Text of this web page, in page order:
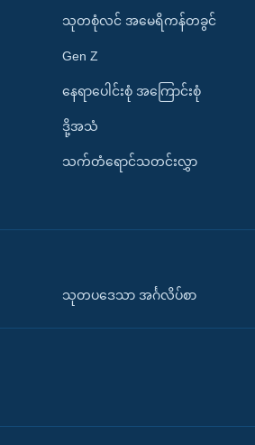
သုတစုံလင် အမေရိကန်တခွင်
Gen Z
နေရာပေါင်းစုံ အကြောင်းစုံ
ဒို့အသံ
သက်တံရောင်သတင်းလွှာ
သုတပဒေသာ အင်္ဂလိပ်စာ